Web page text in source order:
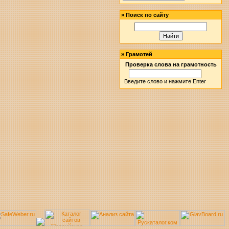
»Поиск по сайту
»Грамотей
Проверка слова на грамотность
Введите слово и нажмите Enter